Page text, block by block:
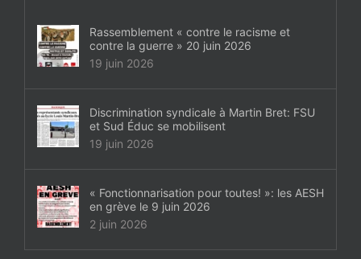
Rassemblement « contre le racisme et
contre la guerre » 20 juin 2026
19 juin 2026
Discrimination syndicale à Martin Bret: FSU
et Sud Éduc se mobilisent
19 juin 2026
« Fonctionnarisation pour toutes! »: les AESH
en grève le 9 juin 2026
2 juin 2026